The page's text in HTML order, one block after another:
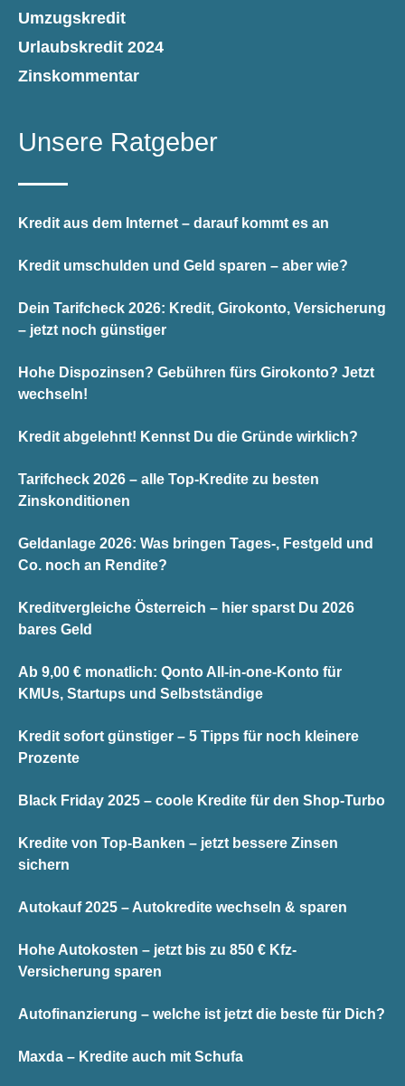
Umzugskredit
Urlaubskredit 2024
Zinskommentar
Unsere Ratgeber
Kredit aus dem Internet – darauf kommt es an
Kredit umschulden und Geld sparen – aber wie?
Dein Tarifcheck 2026: Kredit, Girokonto, Versicherung
– jetzt noch günstiger
Hohe Dispozinsen? Gebühren fürs Girokonto? Jetzt
wechseln!
Kredit abgelehnt! Kennst Du die Gründe wirklich?
Tarifcheck 2026 – alle Top-Kredite zu besten
Zinskonditionen
Geldanlage 2026: Was bringen Tages-, Festgeld und
Co. noch an Rendite?
Kreditvergleiche Österreich – hier sparst Du 2026
bares Geld
Ab 9,00 € monatlich: Qonto All-in-one-Konto für
KMUs, Startups und Selbstständige
Kredit sofort günstiger – 5 Tipps für noch kleinere
Prozente
Black Friday 2025 – coole Kredite für den Shop-Turbo
Kredite von Top-Banken – jetzt bessere Zinsen
sichern
Autokauf 2025 – Autokredite wechseln & sparen
Hohe Autokosten – jetzt bis zu 850 € Kfz-
Versicherung sparen
Autofinanzierung – welche ist jetzt die beste für Dich?
Maxda – Kredite auch mit Schufa